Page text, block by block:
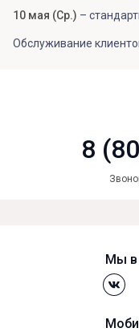
10 мая (Ср.) –
Обслуживание
8
Мы в